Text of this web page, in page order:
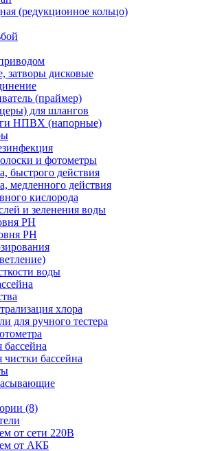
(редукционное кольцо)
затворы дисковые
(праймер)
для шлангов
НПВХ (напорные)
и фотометры
быстрого действия
медленного действия
кислорода
и зеленения воды
РН
РН
воды
хлора
для ручного тестера
бассейна
бассейна
(8)
от сети 220В
от АКБ